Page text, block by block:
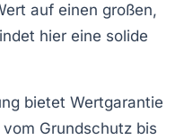
auf einen großen,
hier eine solide
bietet Wertgarantie
Grundschutz bis